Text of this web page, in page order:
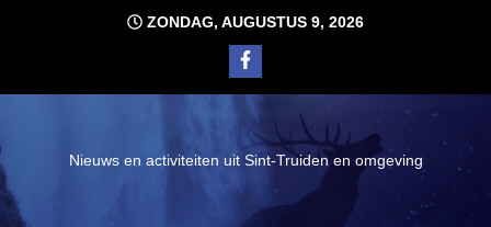
ZONDAG, AUGUSTUS 9, 2026
Nieuws en activiteiten uit Sint-Truiden en omgeving